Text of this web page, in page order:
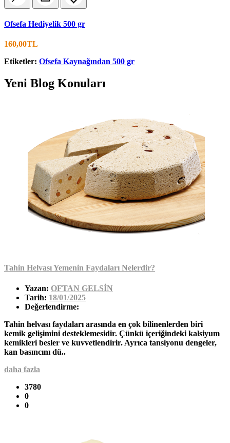
Ofsefa Hediyelik 500 gr
160,00TL
Etiketler: Ofsefa Kaynağından 500 gr
Yeni Blog Konuları
Tahin Helvası Yemenin Faydaları Nelerdir?
Yazan: OFTAN GELSİN
Tarih: 18/01/2025
Değerlendirme:
Tahin helvası faydaları arasında en çok bilinenlerden biri
kemik gelişimini desteklemesidir. Çünkü içeriğindeki kalsiyum
kemikleri besler ve kuvvetlendirir. Ayrıca tansiyonu dengeler,
kan basıncını dü..
daha fazla
3780
0
0